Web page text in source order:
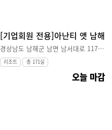
[기업회원 전용]아난티 앳 남해
경상남도 남해군 남면 남서대로 1179번길 40-109
리조트 총 171실
오늘 마감